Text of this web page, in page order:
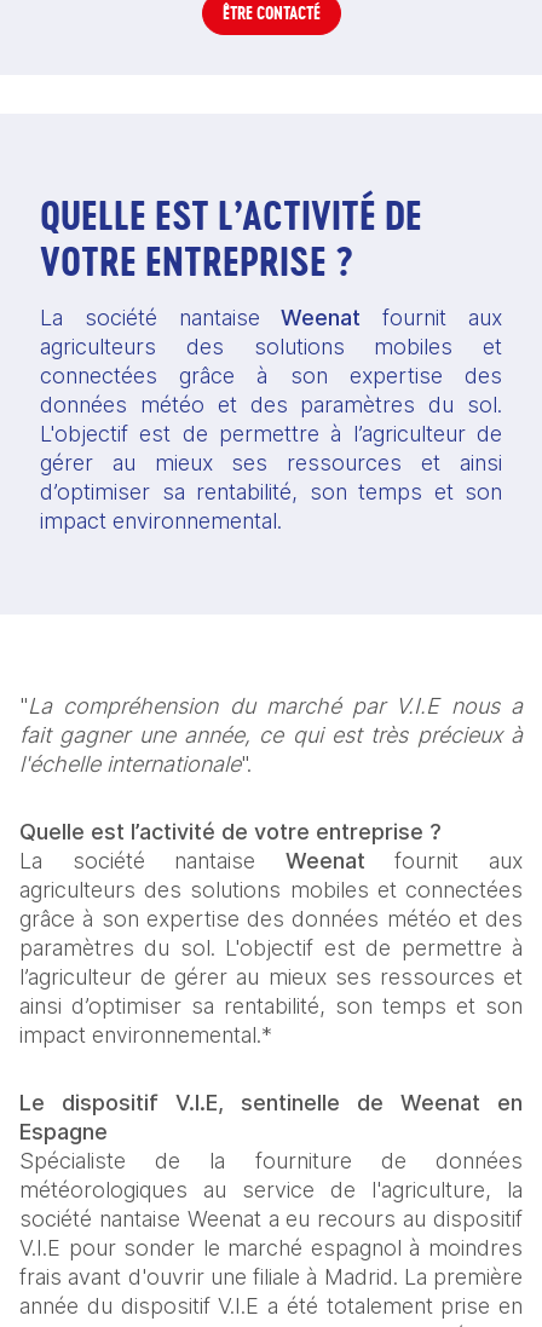
ÊTRE CONTACTÉ
QUELLE EST L’ACTIVITÉ DE
VOTRE ENTREPRISE ?
La société nantaise Weenat fournit aux
agriculteurs des solutions mobiles et
connectées grâce à son expertise des
données météo et des paramètres du sol.
L'objectif est de permettre à l’agriculteur de
gérer au mieux ses ressources et ainsi
d’optimiser sa rentabilité, son temps et son
impact environnemental.
"La compréhension du marché par V.I.E nous a
fait gagner une année, ce qui est très précieux à
l'échelle internationale".
Quelle est l’activité de votre entreprise ?
La société nantaise Weenat fournit aux
agriculteurs des solutions mobiles et connectées
grâce à son expertise des données météo et des
paramètres du sol. L'objectif est de permettre à
l’agriculteur de gérer au mieux ses ressources et
ainsi d’optimiser sa rentabilité, son temps et son
impact environnemental.*
Le dispositif V.I.E, sentinelle de Weenat en
Espagne
Spécialiste de la fourniture de données
météorologiques au service de l'agriculture, la
société nantaise Weenat a eu recours au dispositif
V.I.E pour sonder le marché espagnol à moindres
frais avant d'ouvrir une filiale à Madrid. La première
année du dispositif V.I.E a été totalement prise en